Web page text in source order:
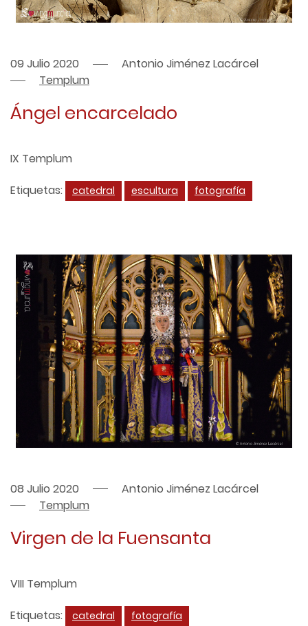
09 Julio 2020
Antonio Jiménez Lacárcel
Templum
Ángel encarcelado
IX Templum
Etiquetas:
catedral escultura fotografía
08 Julio 2020
Antonio Jiménez Lacárcel
Templum
Virgen de la Fuensanta
VIII Templum
Etiquetas:
catedral fotografía